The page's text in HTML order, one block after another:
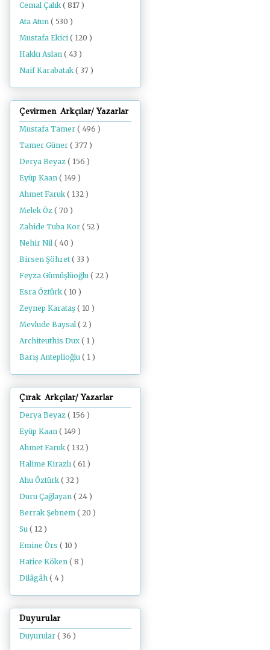
Cemal Çalık( 817 )
Ata Atun ( 530 )
Mustafa Ekici ( 120 )
Hakkı Aslan ( 43 )
Naif Karabatak( 37 )
Çevirmen Arkçılar/ Yazarlar
Mustafa Tamer ( 496 )
Tamer Güner ( 377 )
Derya Beyaz ( 156 )
Eyüp Kaan ( 149 )
Ahmet Faruk ( 132 )
Melek Öz ( 70 )
Zahide Tuba Kor ( 52 )
Nehir Nil ( 40 )
Birsen Şöhret ( 33 )
Feyza Gümüşlüoğlu ( 22 )
Esra Öztürk ( 10 )
Zeynep Karataş ( 10 )
Mevlude Baysal ( 2 )
Architeuthis Dux ( 1 )
Barış Anteplioğlu ( 1 )
Çırak Arkçılar/ Yazarlar
Derya Beyaz ( 156 )
Eyüp Kaan ( 149 )
Ahmet Faruk ( 132 )
Halime Kirazlı ( 61 )
Ahu Öztürk ( 32 )
Duru Çağlayan ( 24 )
Berrak Şebnem ( 20 )
Su ( 12 )
Emine Örs ( 10 )
Hatice Köken ( 8 )
Dilâgâh ( 4 )
Duyurular
Duyurular ( 36 )